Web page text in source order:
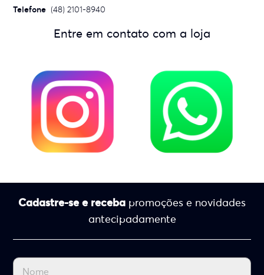
Telefone (48) 2101-8940
Entre em contato com a loja
Cadastre-se e receba promoções e novidades
antecipadamente